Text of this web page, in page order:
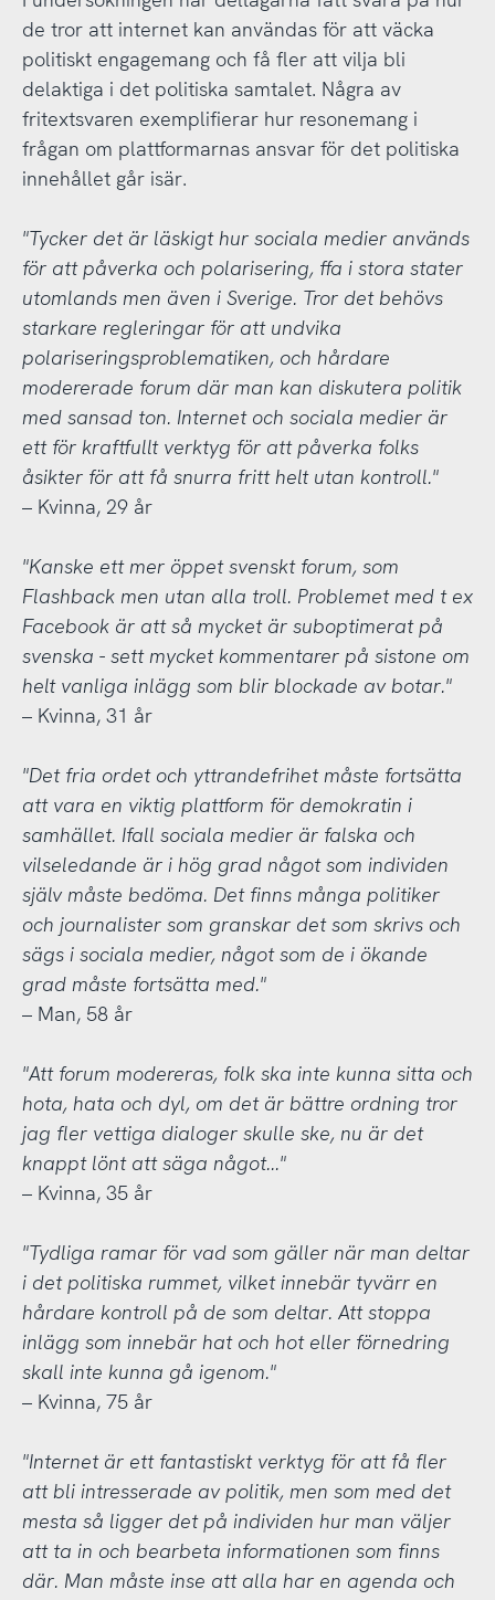
de tror att internet kan användas för att väcka
politiskt engagemang och få fler att vilja bli
delaktiga i det politiska samtalet. Några av
fritextsvaren exemplifierar hur resonemang i
frågan om plattformarnas ansvar för det politiska
innehållet går isär.
"Tycker det är läskigt hur sociala medier används
för att påverka och polarisering, ffa i stora stater
utomlands men även i Sverige. Tror det behövs
starkare regleringar för att undvika
polariseringsproblematiken, och hårdare
modererade forum där man kan diskutera politik
med sansad ton. Internet och sociala medier är
ett för kraftfullt verktyg för att påverka folks
åsikter för att få snurra fritt helt utan kontroll."
– Kvinna, 29 år
"Kanske ett mer öppet svenskt forum, som
Flashback men utan alla troll. Problemet med t ex
Facebook är att så mycket är suboptimerat på
svenska - sett mycket kommentarer på sistone om
helt vanliga inlägg som blir blockade av botar."
– Kvinna, 31 år
"Det fria ordet och yttrandefrihet måste fortsätta
att vara en viktig plattform för demokratin i
samhället. Ifall sociala medier är falska och
vilseledande är i hög grad något som individen
själv måste bedöma. Det finns många politiker
och journalister som granskar det som skrivs och
sägs i sociala medier, något som de i ökande
grad måste fortsätta med."
– Man, 58 år
"Att forum modereras, folk ska inte kunna sitta och
hota, hata och dyl, om det är bättre ordning tror
jag fler vettiga dialoger skulle ske, nu är det
knappt lönt att säga något..."
– Kvinna, 35 år
"Tydliga ramar för vad som gäller när man deltar
i det politiska rummet, vilket innebär tyvärr en
hårdare kontroll på de som deltar. Att stoppa
inlägg som innebär hat och hot eller förnedring
skall inte kunna gå igenom."
– Kvinna, 75 år
"Internet är ett fantastiskt verktyg för att få fler
att bli intresserade av politik, men som med det
mesta så ligger det på individen hur man väljer
att ta in och bearbeta informationen som finns
där. Man måste inse att alla har en agenda och